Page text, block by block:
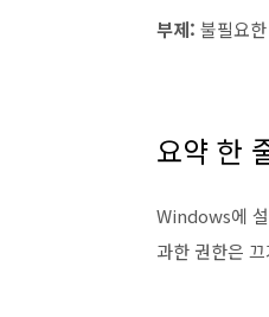
부제: 불필요
요약 한
Windows에
과한 권한은